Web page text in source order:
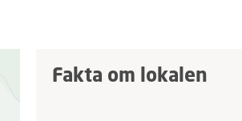
Fakta om lokalen